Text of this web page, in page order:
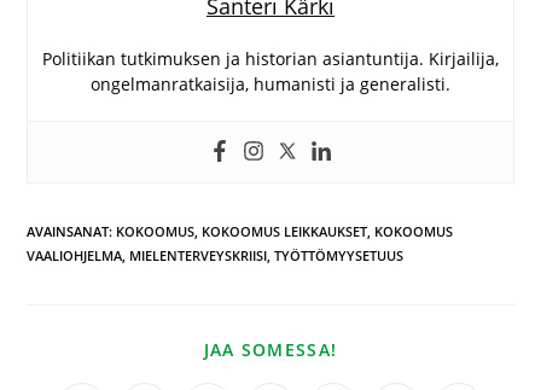
Politiikan tutkimuksen ja historian asiantuntija. Kirjailija,
ongelmanratkaisija, humanisti ja generalisti.
AVAINSANAT: KOKOOMUS KOKOOMUS LEIKKAUKSET KOKOOMUS
VAALIOHJELMA MIELENTERVEYSKRIISI TYÖTTÖMYYSETUUS
JAA SOMESSA!